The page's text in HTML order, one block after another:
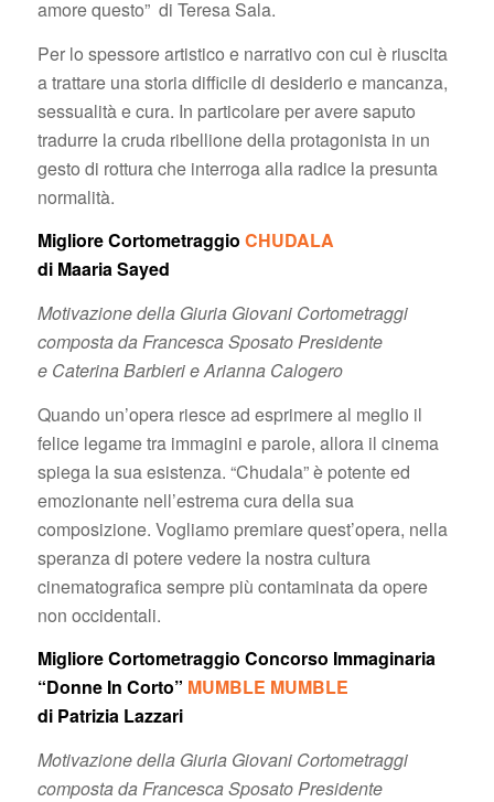
amore questo” di Teresa Sala.
Per lo spessore artistico e narrativo con cui è riuscita
a trattare una storia difficile di desiderio e mancanza,
sessualità e cura. In particolare per avere saputo
tradurre la cruda ribellione della protagonista in un
gesto di rottura che interroga alla radice la presunta
normalità.
Migliore Cortometraggio CHUDALA
di Maaria Sayed
Motivazione della Giuria Giovani Cortometraggi
composta da Francesca Sposato Presidente
e Caterina Barbieri e Arianna Calogero
Quando un’opera riesce ad esprimere al meglio il
felice legame tra immagini e parole, allora il cinema
spiega la sua esistenza. “Chudala” è potente ed
emozionante nell’estrema cura della sua
composizione. Vogliamo premiare quest’opera, nella
speranza di potere vedere la nostra cultura
cinematografica sempre più contaminata da opere
non occidentali.
Migliore Cortometraggio Concorso Immaginaria
“Donne In Corto” MUMBLE MUMBLE
di Patrizia Lazzari
Motivazione della Giuria Giovani Cortometraggi
composta da Francesca Sposato Presidente